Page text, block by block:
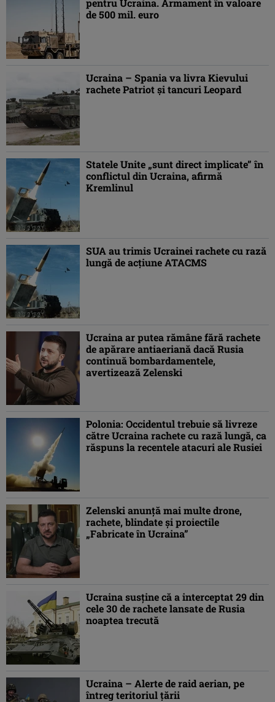
pentru Ucraina. Armament în valoare
de 500 mil. euro
Ucraina – Spania va livra Kievului
rachete Patriot şi tancuri Leopard
Statele Unite „sunt direct implicate” în
conflictul din Ucraina, afirmă
Kremlinul
SUA au trimis Ucrainei rachete cu rază
lungă de acţiune ATACMS
Ucraina ar putea rămâne fără rachete
de apărare antiaeriană dacă Rusia
continuă bombardamentele,
avertizează Zelenski
Polonia: Occidentul trebuie să livreze
către Ucraina rachete cu rază lungă, ca
răspuns la recentele atacuri ale Rusiei
Zelenski anunţă mai multe drone,
rachete, blindate şi proiectile
„Fabricate în Ucraina”
Ucraina susţine că a interceptat 29 din
cele 30 de rachete lansate de Rusia
noaptea trecută
Ucraina – Alerte de raid aerian, pe
întreg teritoriul ţării